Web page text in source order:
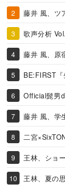
藤井 風、ツ
歌声分析
藤井 風、原
BE:FIRST
Official髭男
藤井 風、学
二宮
王林、ショ
王林、夏の